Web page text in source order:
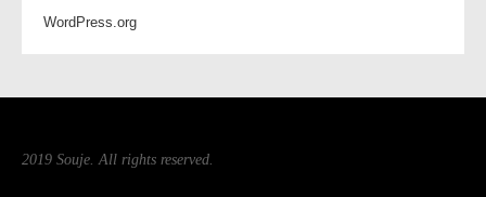
WordPress.org
2019 Souje. All rights reserved.